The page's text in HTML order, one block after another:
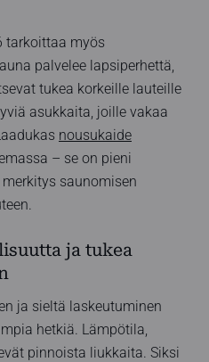
tarkoittaa myös
palvelee lapsiperhettä,
tukea korkeille lauteille
asukkaita, joille vakaa
nousukaide
– se on pieni
saunomisen
ja tukea
ja sieltä laskeutuminen
hetkiä. Lämpötila,
pinnoista liukkaita. Siksi